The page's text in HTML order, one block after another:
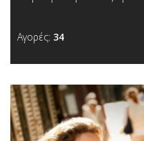
Αγορές: 34